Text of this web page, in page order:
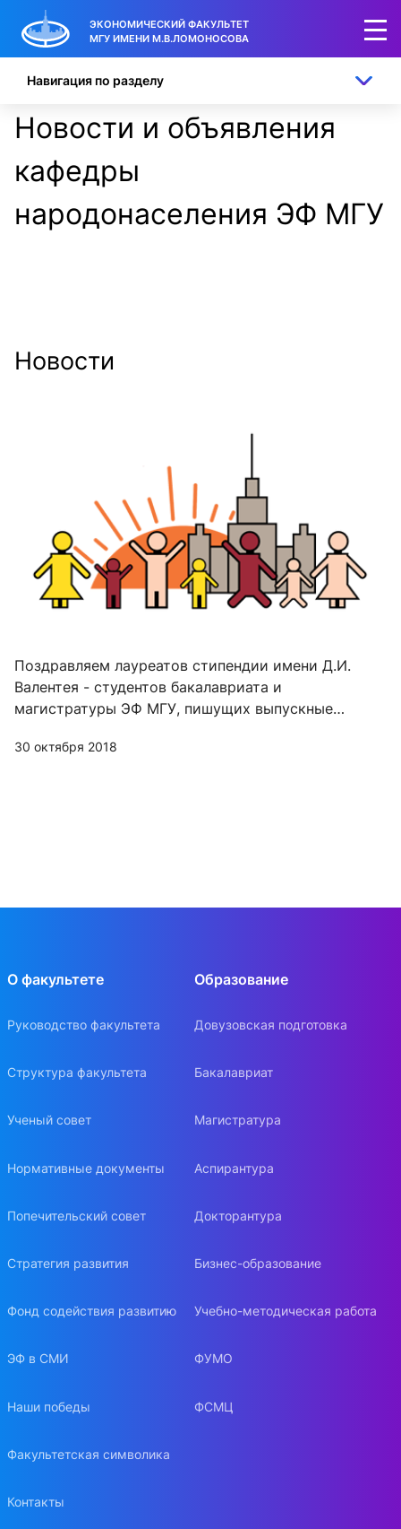
ЭКОНОМИЧЕСКИЙ ФАКУЛЬТЕТ
МГУ ИМЕНИ М.В.ЛОМОНОСОВА
Новости и объявления
кафедры
народонаселения ЭФ МГУ
Навигация по разделу
Новости
Поздравляем лауреатов стипендии имени Д.И.
Валентея - студентов бакалавриата и
магистратуры ЭФ МГУ, пишущих выпускные
народонаселения!
30 октября 2018
О факультете
Руководство факультета
Структура факультета
Ученый совет
Нормативные документы
Попечительский совет
Стратегия развития
Фонд содействия развитию
ЭФ в СМИ
Наши победы
Факультетская символика
Контакты
Образование
Довузовская подготовка
Бакалавриат
Магистратура
Аспирантура
Докторантура
Бизнес-образование
Учебно-методическая работа
ФУМО
ФСМЦ